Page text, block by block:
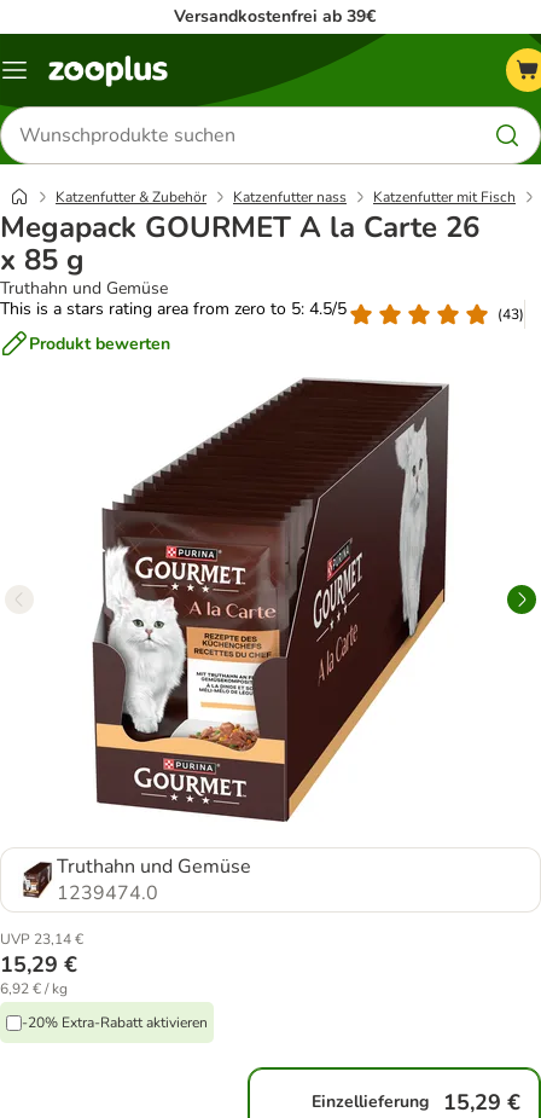
Versandkostenfrei ab 39€
Menü
Produkte
suchen
Katzenfutter & Zubehör Katzenfutter nass Katzenfutter mit Fisch
Megapack GOURMET A la Carte 26
x 85 g
Truthahn und Gemüse
This is a stars rating area from zero to 5: 4.5/5
(43)
Produkt bewerten
Truthahn und Gemüse
1239474.0
UVP 23,14 €
15,29 €
6,92 € / kg
-20% Extra-Rabatt aktivieren
Einzellieferung 15,29 €